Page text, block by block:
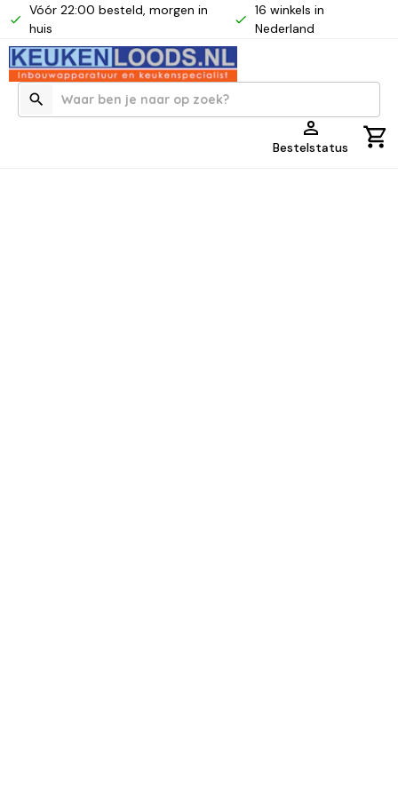
Vóór 22:00 besteld, morgen in
huis
16 winkels in
Nederland
Bestelstatus